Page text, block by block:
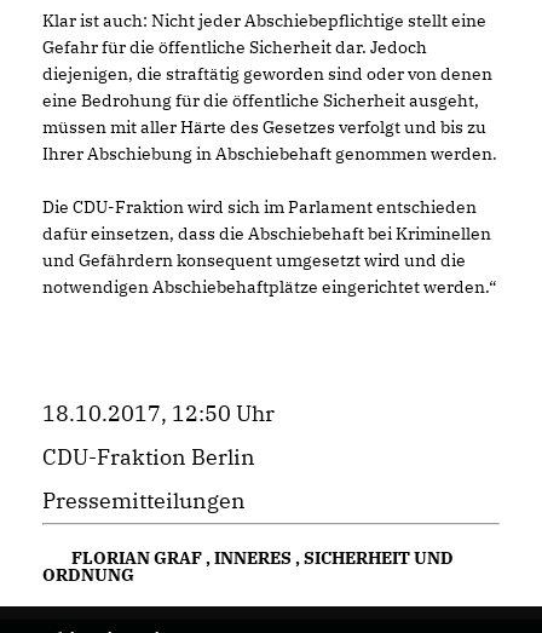
Klar ist auch: Nicht jeder Abschiebepflichtige stellt eine
Gefahr für die öffentliche Sicherheit dar. Jedoch
diejenigen, die straftätig geworden sind oder von denen
eine Bedrohung für die öffentliche Sicherheit ausgeht,
müssen mit aller Härte des Gesetzes verfolgt und bis zu
Ihrer Abschiebung in Abschiebehaft genommen werden.
Die CDU-Fraktion wird sich im Parlament entschieden
dafür einsetzen, dass die Abschiebehaft bei Kriminellen
und Gefährdern konsequent umgesetzt wird und die
notwendigen Abschiebehaftplätze eingerichtet werden.“
18.10.2017, 12:50 Uhr
CDU-Fraktion Berlin
Pressemitteilungen
FLORIAN GRAF,INNERES ,SICHERHEIT UND
ORDNUNG